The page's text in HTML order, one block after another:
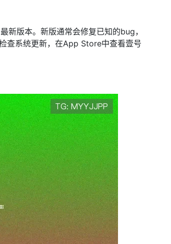
新版本。新版通常会修复已知的bug，
查系统更新，在App Store中查看壹号